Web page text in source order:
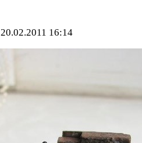
20.02.2011 16:14